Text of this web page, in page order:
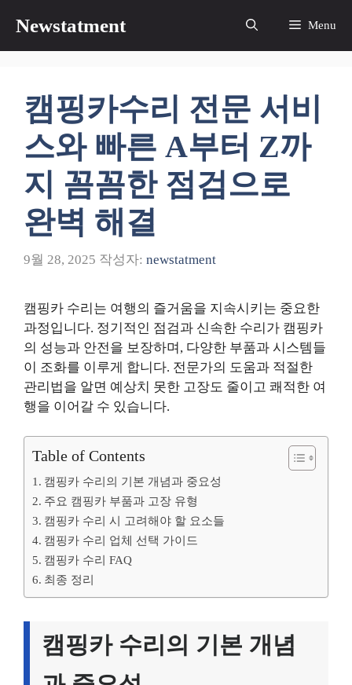
츠
Newstatment Menu
캠핑카수리 전문 서비
스와 빠른 A부터 Z까
지 꼼꼼한 점검으로
완벽 해결
9월 28, 2025 작성자: newstatment
캠핑카 수리는 여행의 즐거움을 지속시키는 중요한
과정입니다. 정기적인 점검과 신속한 수리가 캠핑카
의 성능과 안전을 보장하며, 다양한 부품과 시스템들
이 조화를 이루게 합니다. 전문가의 도움과 적절한
관리법을 알면 예상치 못한 고장도 줄이고 쾌적한 여
행을 이어갈 수 있습니다.
Table of Contents
캠핑카 수리의 기본 개념과 중요성
주요 캠핑카 부품과 고장 유형
캠핑카 수리 시 고려해야 할 요소들
캠핑카 수리 업체 선택 가이드
캠핑카 수리 FAQ
최종 정리
캠핑카 수리의 기본 개념